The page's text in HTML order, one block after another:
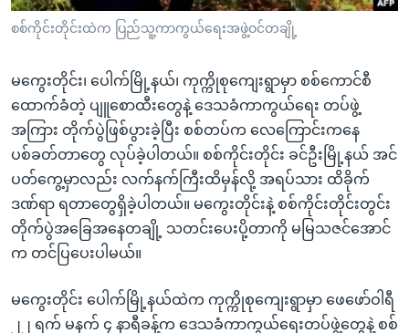
ရန်
ရှာဖွေ
နေရာ
သို့
ကျော်
ရန်
ဘာသာစကားများ
စစ်ကိုင်းတိုင်းထဲက ပြည်သူ့ကာကွယ်ရေးအဖွဲ့ဝင်တချို့
မကွေးတိုင်း၊ ပေါက်မြို့နယ်၊ ကုက္ကိုစုကျေးရွာမှာ စစ်ကောင်စီ
ထောက်ခံတဲ့ ပျူစောထီးတွေနဲ့ ဒေသခံကာကွယ်ရေး တပ်ဖွဲ့
အကြား တိုက်ပွဲဖြစ်ပွားခဲ့ပြီး စစ်တပ်က လေကြောင်းကနေ
ပစ်ခတ်တာတွေ လုပ်ခဲ့ပါတယ်။ စစ်ကိုင်းတိုင်း ခင်ဦးမြို့နယ် အင်
ပတ်ကွေ့မှာလည်း လက်နက်ကြီးထိမှန်လို့ အရပ်သား ထိခိုက်
ဒဏ်ရာ ရတာတွေရှိခဲ့ပါတယ်။ မကွေးတိုင်းနဲ့ စစ်ကိုင်းတိုင်းတွင်း
တိုက်ပွဲအခြေအနေတချို့ သတင်းပေးပို့တာကို မမြသဇင်အောင်
က တင်ပြပေးပါမယ်။
မကွေးတိုင်း ပေါက်မြို့နယ်ထဲက ကုက္ကိုစုကျေးရွာမှာ ဖေဖော်ဝါရီ
၂၂ ရက် မနက် ၄ နာရီခန့်က ဒေသခံကာကွယ်ရေးတပ်ဖွဲ့တွေနဲ့ စစ်